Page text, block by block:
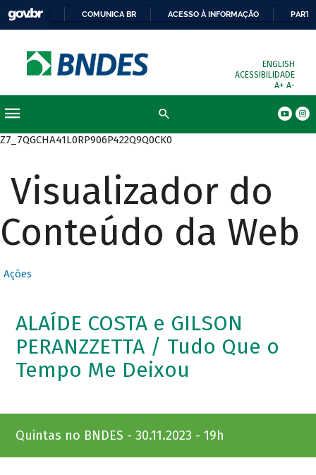
COMUNICA BR ACESSO À INFORMAÇÃO
ENGLISH
ACESSIBILIDADE
A+ A-
Z7_7QGCHA41L0RP906P422Q9Q0CK0
Visualizador do
Conteúdo da Web
Ações
ALAÍDE COSTA e GILSON
PERANZZETTA / Tudo Que o
Tempo Me Deixou
Quintas no BNDES - 30.11.2023 - 19h